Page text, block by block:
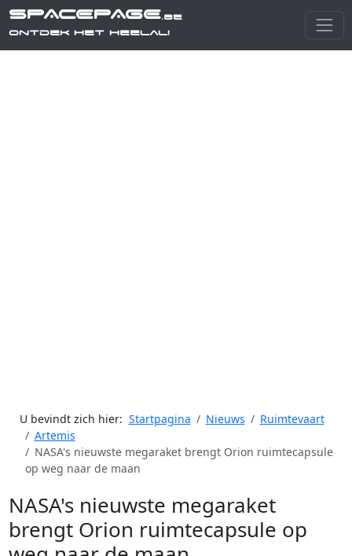
SPACEPAGE.be
Ontdek het heelal!
U bevindt zich hier: Startpagina Nieuws
Ruimtevaart
Artemis
NASA's nieuwste megaraket brengt Orion ruimtecapsule
op weg naar de maan
NASA's nieuwste megaraket
brengt Orion ruimtecapsule op